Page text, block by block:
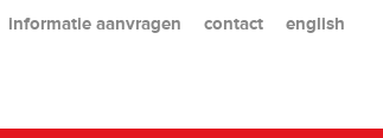
informatie aanvragen contact english